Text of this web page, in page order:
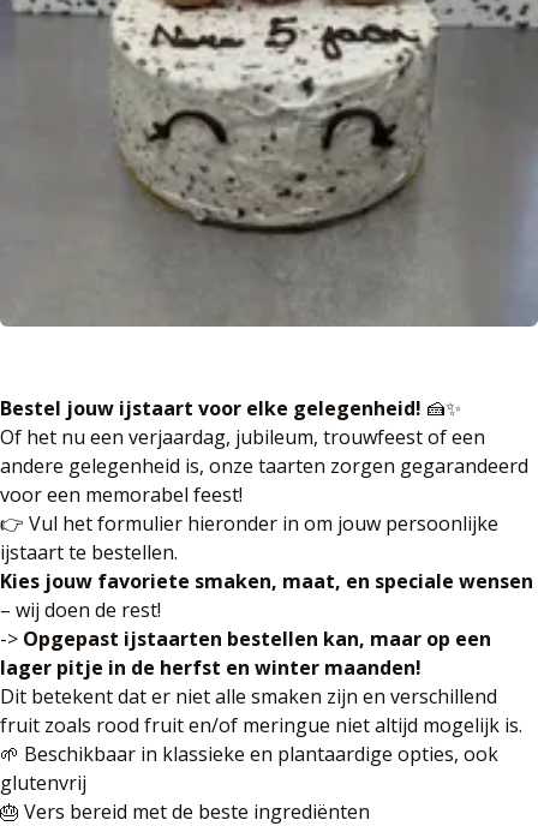
Bestel jouw ijstaart voor elke gelegenheid! 🍰✨
Of het nu een verjaardag, jubileum, trouwfeest of een
andere gelegenheid is, onze taarten zorgen gegarandeerd
voor een memorabel feest!
👉 Vul het formulier hieronder in om jouw persoonlijke
ijstaart te bestellen.
Kies jouw favoriete smaken, maat, en speciale wensen
– wij doen de rest!
-> Opgepast ijstaarten bestellen kan, maar op een
lager pitje in de herfst en winter maanden!
Dit betekent dat er niet alle smaken zijn en verschillend
fruit zoals rood fruit en/of meringue niet altijd mogelijk is.
🌱 Beschikbaar in klassieke en plantaardige opties, ook
glutenvrij
🎂 Vers bereid met de beste ingrediënten